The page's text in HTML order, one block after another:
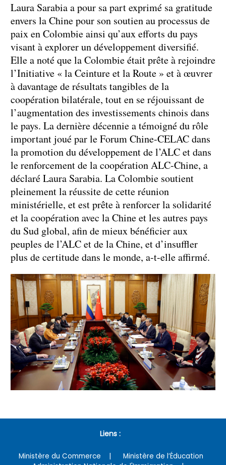
Laura Sarabia a pour sa part exprimé sa gratitude
envers la Chine pour son soutien au processus de
paix en Colombie ainsi qu’aux efforts du pays
visant à explorer un développement diversifié.
Elle a noté que la Colombie était prête à rejoindre
l’Initiative « la Ceinture et la Route » et à œuvrer
à davantage de résultats tangibles de la
coopération bilatérale, tout en se réjouissant de
l’augmentation des investissements chinois dans
le pays. La dernière décennie a témoigné du rôle
important joué par le Forum Chine-CELAC dans
la promotion du développement de l’ALC et dans
le renforcement de la coopération ALC-Chine, a
déclaré Laura Sarabia. La Colombie soutient
pleinement la réussite de cette réunion
ministérielle, et est prête à renforcer la solidarité
et la coopération avec la Chine et les autres pays
du Sud global, afin de mieux bénéficier aux
peuples de l’ALC et de la Chine, et d’insuffler
plus de certitude dans le monde, a-t-elle affirmé.
Liens :
Ministère du Commerce
Ministère de l’Éducation